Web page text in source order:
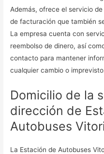
Además, ofrece el servicio
de facturación que también
La empresa cuenta con
reembolso de dinero, así
contacto para mantener
cualquier cambio o
Domicilio de la
dirección de
Autobuses
La Estación de Autobuses